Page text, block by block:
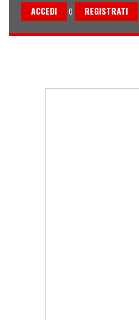
ACCEDI o REGISTRATI